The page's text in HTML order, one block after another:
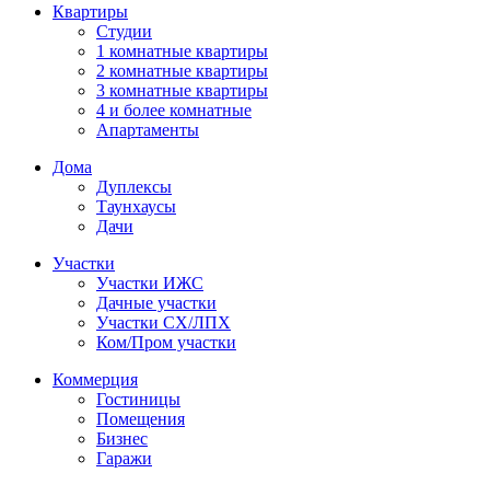
Квартиры
Студии
1 комнатные квартиры
2 комнатные квартиры
3 комнатные квартиры
4 и более комнатные
Апартаменты
Дома
Дуплексы
Таунхаусы
Дачи
Участки
Участки ИЖС
Дачные участки
Участки СХ/ЛПХ
Ком/Пром участки
Коммерция
Гостиницы
Помещения
Бизнес
Гаражи